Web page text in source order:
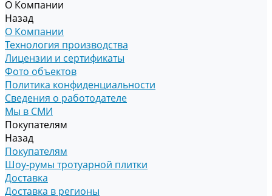
О Компании
Назад
О Компании
Технология производства
Лицензии и сертификаты
Фото объектов
Политика конфиденциальности
Сведения о работодателе
Мы в СМИ
Покупателям
Назад
Покупателям
Шоу-румы тротуарной плитки
Доставка
Доставка в регионы